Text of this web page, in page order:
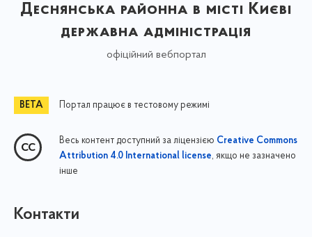
Деснянська районна в місті Києві
державна адміністрація
офіційний вебпортал
Портал працює в тестовому режимі
Весь контент доступний за ліцензією Creative Commons
Attribution 4.0 International license, якщо не зазначено
інше
Контакти